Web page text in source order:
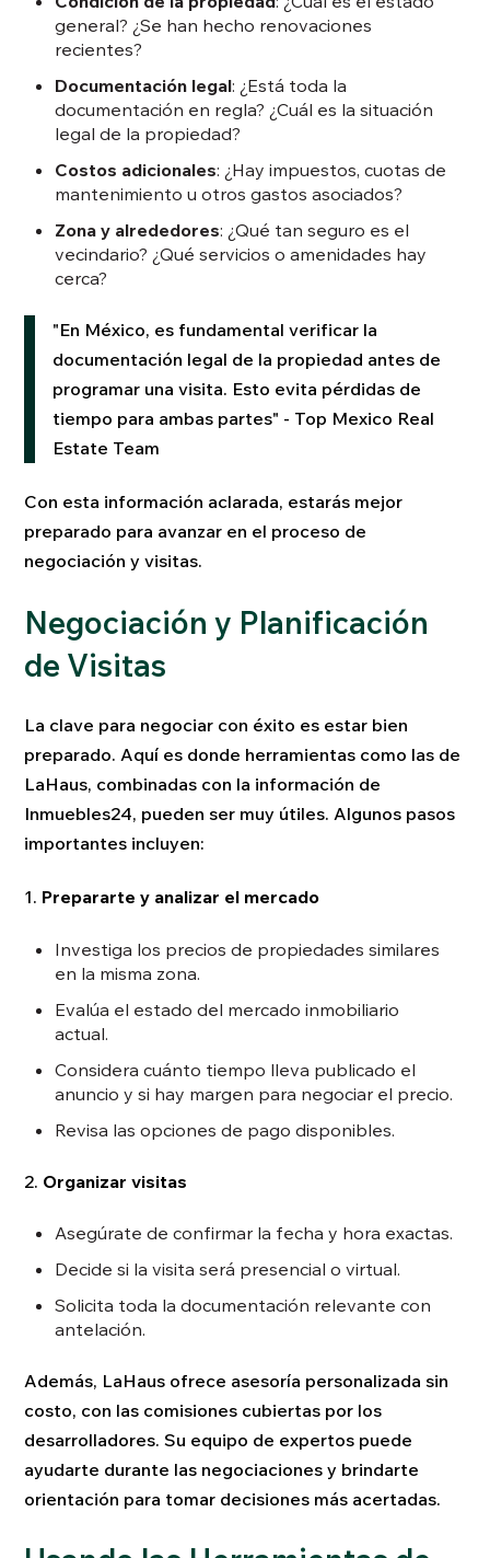
general? ¿Se han hecho renovaciones
recientes?
Documentación legal: ¿Está toda la
documentación en regla? ¿Cuál es la situación
legal de la propiedad?
Costos adicionales: ¿Hay impuestos, cuotas de
mantenimiento u otros gastos asociados?
Zona y alrededores: ¿Qué tan seguro es el
vecindario? ¿Qué servicios o amenidades hay
cerca?
"En México, es fundamental verificar la
documentación legal de la propiedad antes de
programar una visita. Esto evita pérdidas de
tiempo para ambas partes" - Top Mexico Real
Estate Team
Con esta información aclarada, estarás mejor
preparado para avanzar en el proceso de
negociación y visitas.
Negociación y Planificación
de Visitas
La clave para negociar con éxito es estar bien
preparado. Aquí es donde herramientas como las de
LaHaus, combinadas con la información de
Inmuebles24, pueden ser muy útiles. Algunos pasos
importantes incluyen:
1. Prepararte y analizar el mercado
Investiga los precios de propiedades similares
en la misma zona.
Evalúa el estado del mercado inmobiliario
actual.
Considera cuánto tiempo lleva publicado el
anuncio y si hay margen para negociar el precio.
Revisa las opciones de pago disponibles.
2. Organizar visitas
Asegúrate de confirmar la fecha y hora exactas.
Decide si la visita será presencial o virtual.
Solicita toda la documentación relevante con
antelación.
Además, LaHaus ofrece asesoría personalizada sin
costo, con las comisiones cubiertas por los
desarrolladores. Su equipo de expertos puede
ayudarte durante las negociaciones y brindarte
orientación para tomar decisiones más acertadas.